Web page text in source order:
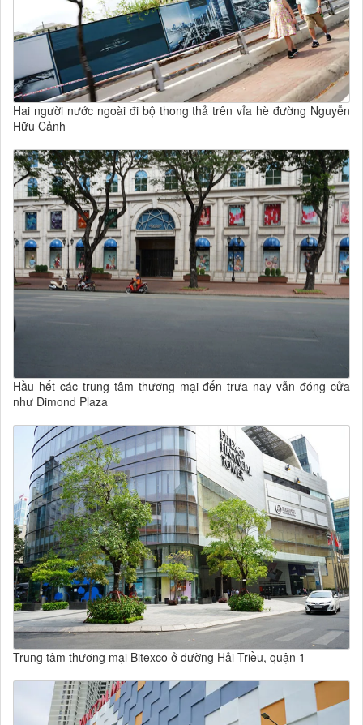
Hai người nước ngoài đi bộ thong thả trên vỉa hè đường Nguyễn
Hữu Cảnh
Hầu hết các trung tâm thương mại đến trưa nay vẫn đóng cửa
như Dimond Plaza
Trung tâm thương mại Bitexco ở đường Hải Triều, quận 1